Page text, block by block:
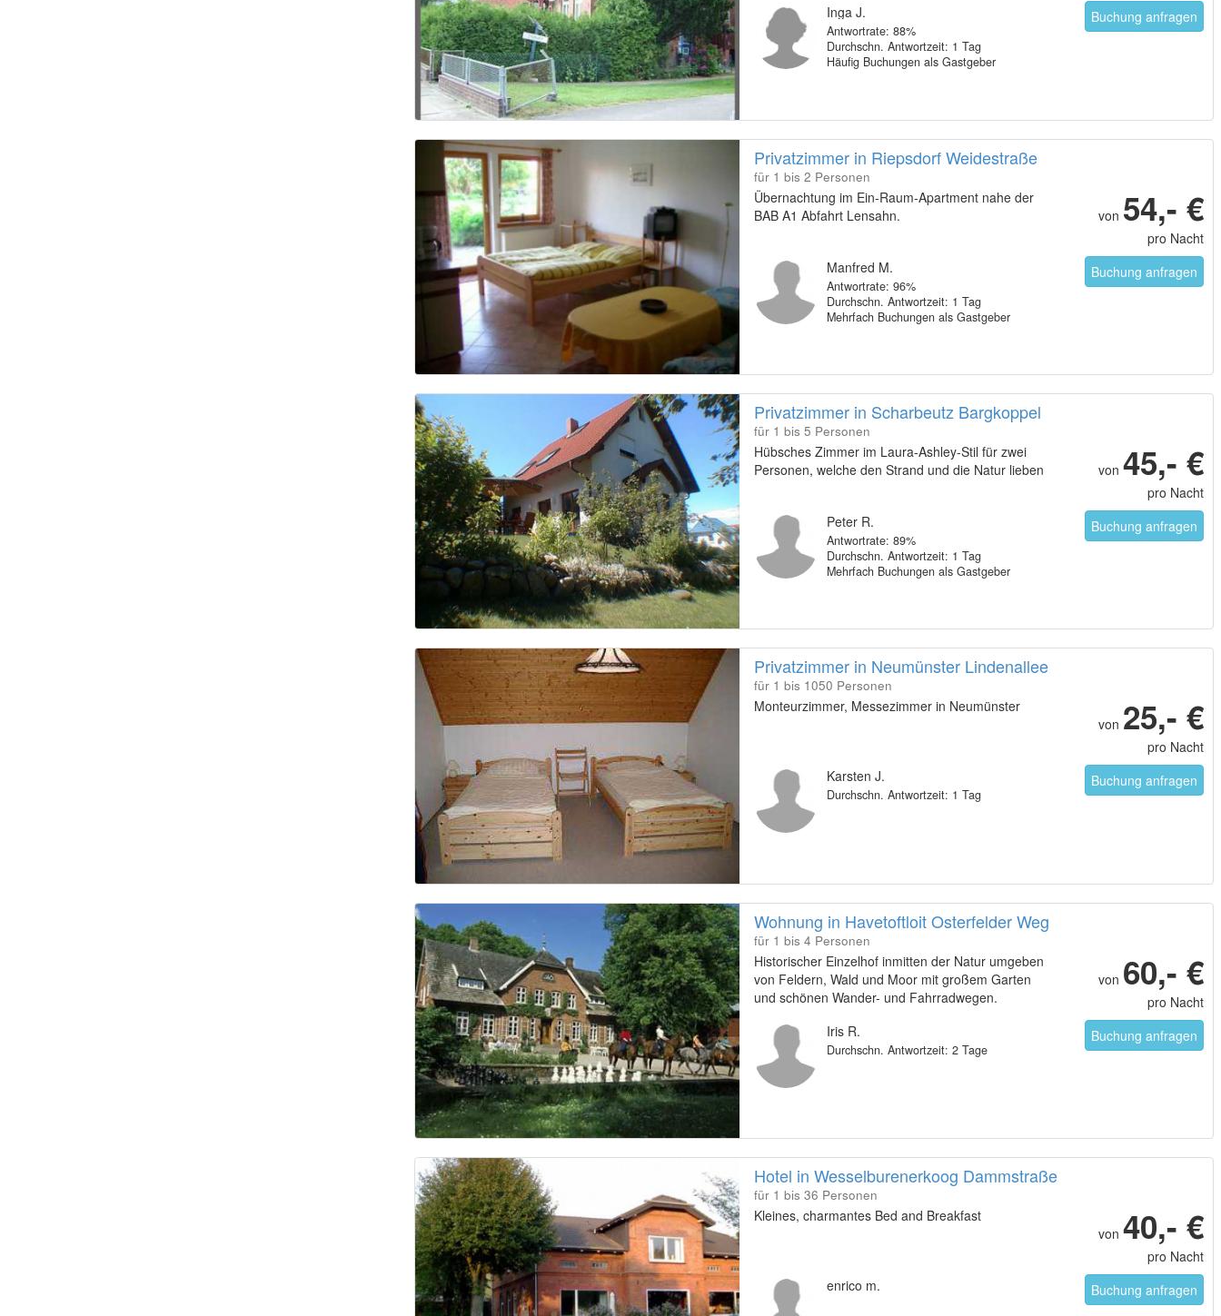
Inga J.
Antwortrate: 88%
Durchschn. Antwortzeit: 1 Tag
Häufig Buchungen als Gastgeber
Buchung anfragen
Privatzimmer in Riepsdorf Weidestraße
für 1 bis 2 Personen
Übernachtung im Ein-Raum-Apartment nahe der
BAB A1 Abfahrt Lensahn.
Manfred M.
Antwortrate: 96%
Durchschn. Antwortzeit: 1 Tag
Mehrfach Buchungen als Gastgeber
von 54,- €
pro Nacht
Buchung anfragen
Privatzimmer in Scharbeutz Bargkoppel
für 1 bis 5 Personen
Hübsches Zimmer im Laura-Ashley-Stil für zwei
Personen, welche den Strand und die Natur lieben
Peter R.
Antwortrate: 89%
Durchschn. Antwortzeit: 1 Tag
Mehrfach Buchungen als Gastgeber
von 45,- €
pro Nacht
Buchung anfragen
Privatzimmer in Neumünster Lindenallee
für 1 bis 1050 Personen
Monteurzimmer, Messezimmer in Neumünster
Karsten J.
Durchschn. Antwortzeit: 1 Tag
von 25,- €
pro Nacht
Buchung anfragen
Wohnung in Havetoftloit Osterfelder Weg
für 1 bis 4 Personen
Historischer Einzelhof inmitten der Natur umgeben
von Feldern, Wald und Moor mit großem Garten
und schönen Wander- und Fahrradwegen.
Iris R.
Durchschn. Antwortzeit: 2 Tage
von 60,- €
pro Nacht
Buchung anfragen
Hotel in Wesselburenerkoog Dammstraße
für 1 bis 36 Personen
Kleines, charmantes Bed and Breakfast
enrico m.
von 40,- €
pro Nacht
Buchung anfragen